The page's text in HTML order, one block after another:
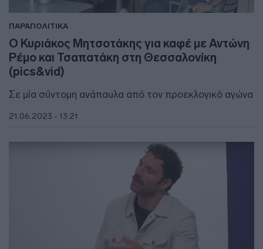
ΠΑΡΑΠΟΛΙΤΙΚΑ
Ο Κυριάκος Μητσοτάκης για καφέ με Αντώνη
Ρέμο και Τσαπατάκη στη Θεσσαλονίκη
(pics&vid)
Σε μία σύντομη ανάπαυλα από τον προεκλογικό αγώνα
21.06.2023 - 13:21